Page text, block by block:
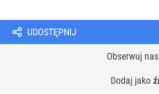
UDOSTĘPNIJ
Obserwuj nas
Dodaj jako